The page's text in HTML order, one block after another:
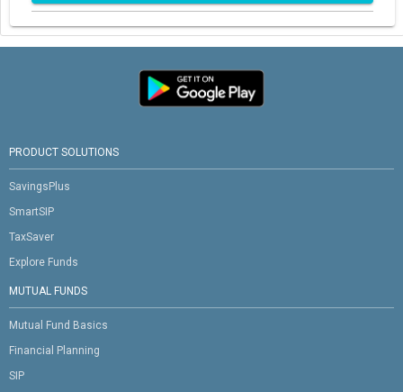
PRODUCT SOLUTIONS
SavingsPlus
SmartSIP
TaxSaver
Explore Funds
MUTUAL FUNDS
Mutual Fund Basics
Financial Planning
SIP